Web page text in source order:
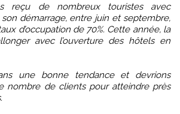
reçu de nombreux touristes avec
son démarrage, entre juin et septembre,
d’occupation de 70%. Cette année, la
avec l’ouverture des hôtels en
une bonne tendance et devrions
nombre de clients pour atteindre près